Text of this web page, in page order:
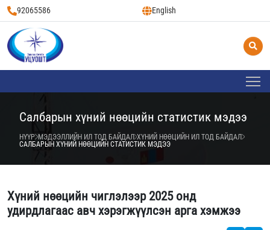
92065586 English
Салбарын хүний нөөцийн статистик мэдээ
НҮҮР МЭДЭЭЛЛИЙН ИЛ ТОД БАЙДАЛ ХҮНИЙ НӨӨЦИЙН ИЛ ТОД БАЙДАЛ
САЛБАРЫН ХҮНИЙ НӨӨЦИЙН СТАТИСТИК МЭДЭЭ
Хүний нөөцийн чиглэлээр 2025 онд
удирдлагаас авч хэрэгжүүлсэн арга хэмжээ